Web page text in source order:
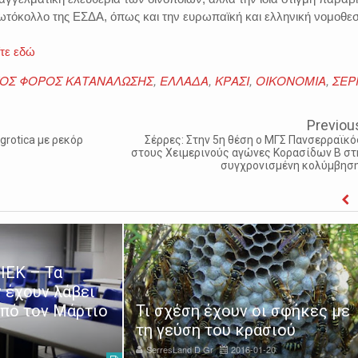
της ΕΣΔΑ, όπως και την ευρωπαϊκή και ελληνική
εδώ
ΦΟΡΟΣ ΚΑΤΑΝΑΛΩΣΗΣ, ΕΛΛΑΔΑ, ΚΡΑΣΙ, ΟΙΚΟΝΟΜΙΑ,
με ρεκόρ
Σέρρες: Στην 5η θέση ο ΜΓΣ
στους Χειμερινούς αγώνες Κορασίδων Β
συγχρονισμένη
– Τα
λάβει
τον Μάρτιο
Τι σχέση έχουν οι σφήκες με
τη γεύση του κρασιού
SerresLand D Gr 2016-01-20